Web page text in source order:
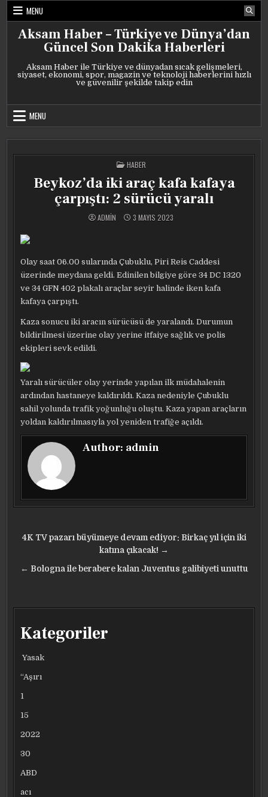
Skip
content
MENU
Aksam Haber – Türkiye ve Dünya’dan
Güncel Son Dakika Haberleri
Aksam Haber ile Türkiye ve dünyadan sıcak gelişmeleri,
siyaset, ekonomi, spor, magazin ve teknoloji haberlerini hızlı
ve güvenilir şekilde takip edin
MENU
POSTED
IN
HABER
Beykoz’da iki araç kafa kafaya
çarpıştı: 2 sürücü yaralı
ADMIN 3 MAYIS 2023
Olay saat 06.00 sularında Çubuklu, Piri Reis Caddesi
üzerinde meydana geldi. Edinilen bilgiye göre 34 DC 1320
ve 34 GFN 402 plakalı araçlar seyir halinde iken kafa
kafaya çarpıştı.
Kaza sonucu iki aracın sürücüsü de yaralandı. Durumun
bildirilmesi üzerine olay yerine itfaiye sağlık ve polis
ekipleri sevk edildi.
Yaralı sürücüler olay yerinde yapılan ilk müdahalenin
ardından hastaneye kaldırıldı. Kaza nedeniyle Çubuklu
sahil yolunda trafik yoğunluğu oluştu. Kaza yapan araçların
yoldan kaldırılmasıyla yol yeniden trafiğe açıldı.
Author: admin
Yazı
4K TV pazarı büyümeye devam ediyor: Birkaç yıl için iki
katına çıkacak! →
← Bologna ile berabere kalan Juventus galibiyeti unuttu
Kategoriler
Yasak
“Aşırı
1
15
2022
30
ABD
acı